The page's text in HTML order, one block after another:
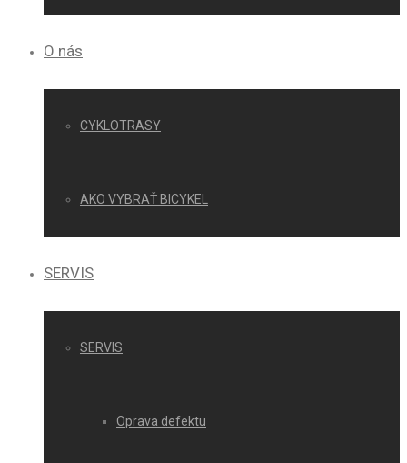
O nás
CYKLOTRASY
AKO VYBRAŤ BICYKEL
SERVIS
SERVIS
Oprava defektu